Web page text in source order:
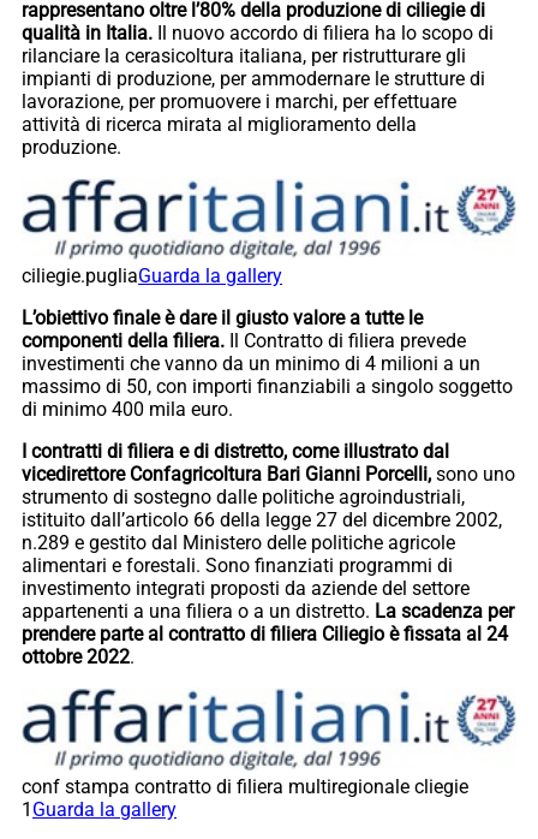
rappresentano oltre l’80% della produzione di ciliegie di
qualità in Italia. Il nuovo accordo di filiera ha lo scopo di
rilanciare la cerasicoltura italiana, per ristrutturare gli
impianti di produzione, per ammodernare le strutture di
lavorazione, per promuovere i marchi, per effettuare
attività di ricerca mirata al miglioramento della
produzione.
ciliegie.pugliaGuarda la gallery
L’obiettivo finale è dare il giusto valore a tutte le
componenti della filiera.
Il Contratto di filiera prevede
investimenti che vanno da un minimo di 4 milioni a un
massimo di 50, con importi finanziabili a singolo soggetto
di minimo 400 mila euro.
I contratti di filiera e di distretto, come illustrato dal
vicedirettore Confagricoltura Bari Gianni Porcelli, sono uno
strumento di sostegno dalle politiche agroindustriali,
istituito dall’articolo 66 della legge 27 del dicembre 2002,
n.289 e gestito dal Ministero delle politiche agricole
alimentari e forestali. Sono finanziati programmi di
investimento integrati proposti da aziende del settore
appartenenti a una filiera o a un distretto. La scadenza per
prendere parte al contratto di filiera Ciliegio è fissata al 24
ottobre 2022.
conf stampa contratto di filiera multiregionale cliegie
1 Guarda la gallery